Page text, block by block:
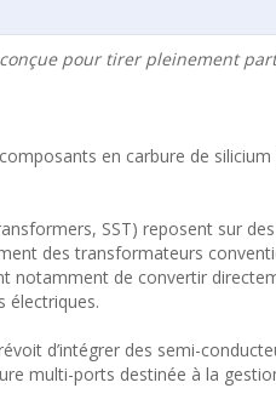
pour tirer pleinement
en carbure de
SST) reposent sur
des transformateurs
notamment de convertir
électriques.
d’intégrer des semi-
multi-ports destinée à la